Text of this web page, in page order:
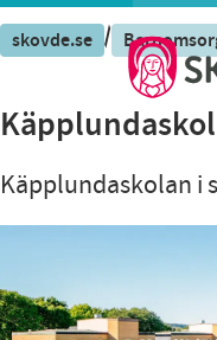
skovde.se /
Käpplundaskolan i